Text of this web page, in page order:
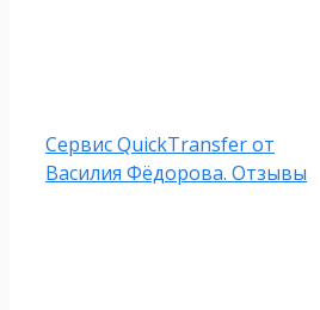
Сервис QuickTransfer от
Василия Фёдорова. Отзывы